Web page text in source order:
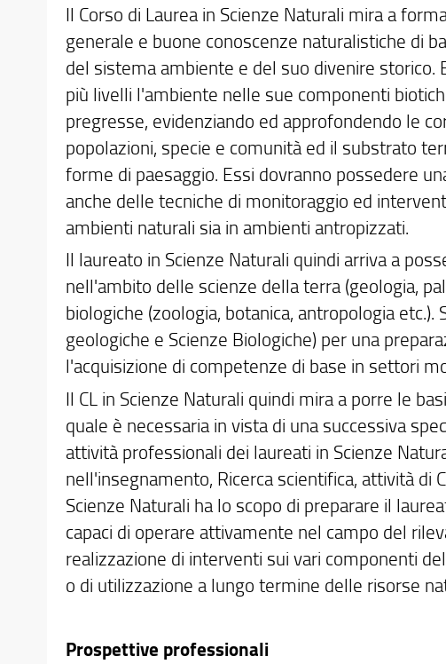
Il Corso di Laurea in Scienze Naturali mira a
generale e buone conoscenze naturalistiche di
del sistema ambiente e del suo divenire
più livelli l'ambiente nelle sue componenti
pregresse, evidenziando ed approfondendo le
popolazioni, specie e comunità ed il substrato
forme di paesaggio. Essi dovranno possedere
anche delle tecniche di monitoraggio ed
ambienti naturali sia in ambienti antropizzati.
Il laureato in Scienze Naturali quindi arriva a
nell'ambito delle scienze della terra (geologia,
biologiche (zoologia, botanica, antropologia
geologiche e Scienze Biologiche) per una
l'acquisizione di competenze di base in settori
Il CL in Scienze Naturali quindi mira a porre le
quale è necessaria in vista di una successiva
attività professionali dei laureati in Scienze
nell'insegnamento, Ricerca scientifica, attività di
Scienze Naturali ha lo scopo di preparare il
capaci di operare attivamente nel campo del
realizzazione di interventi sui vari componenti
o di utilizzazione a lungo termine delle risorse
Prospettive professionali